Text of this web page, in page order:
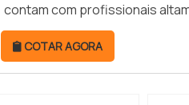
contam com profissionais
mais diferentes projetos.
conf...
COTAR AGORA